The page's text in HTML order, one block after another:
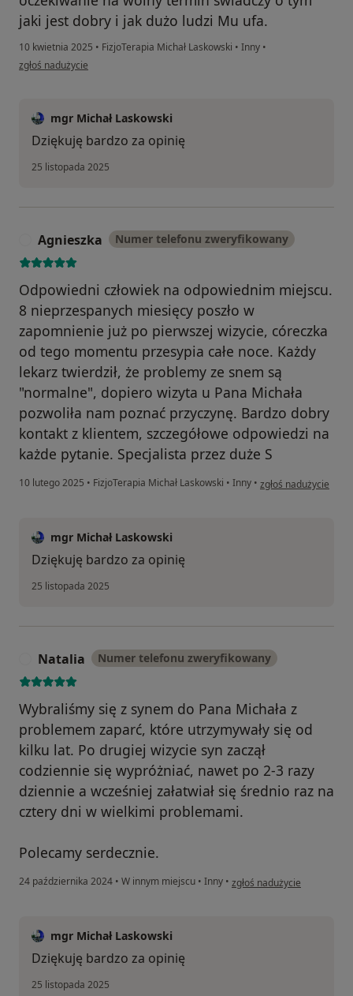
jaki jest dobry i jak dużo ludzi Mu ufa.
10 kwietnia 2025 • FizjoTerapia Michał Laskowski • Inny •
w opinii użytkownika Mariusz
zgłoś nadużycie
mgr Michał Laskowski
Dziękuję bardzo za opinię
25 listopada 2025
Agnieszka Numer telefonu zweryfikowany
Odpowiedni człowiek na odpowiednim miejscu.
8 nieprzespanych miesięcy poszło w
zapomnienie już po pierwszej wizycie, córeczka
od tego momentu przesypia całe noce. Każdy
lekarz twierdził, że problemy ze snem są
"normalne", dopiero wizyta u Pana Michała
pozwoliła nam poznać przyczynę. Bardzo dobry
kontakt z klientem, szczegółowe odpowiedzi na
każde pytanie. Specjalista przez duże S
10 lutego 2025 • FizjoTerapia Michał Laskowski • Inny • w opinii użytkownika
zgłoś nadużycie
mgr Michał Laskowski
Dziękuję bardzo za opinię
25 listopada 2025
Natalia Numer telefonu zweryfikowany
Wybraliśmy się z synem do Pana Michała z
problemem zaparć, które utrzymywały się od
kilku lat. Po drugiej wizycie syn zaczął
codziennie się wypróżniać, nawet po 2-3 razy
dziennie a wcześniej załatwiał się średnio raz na
cztery dni w wielkimi problemami.
Polecamy serdecznie.
24 października 2024 • W innym miejscu • Inny • w opinii użytkownika Natalia
zgłoś nadużycie
mgr Michał Laskowski
Dziękuję bardzo za opinię
25 listopada 2025